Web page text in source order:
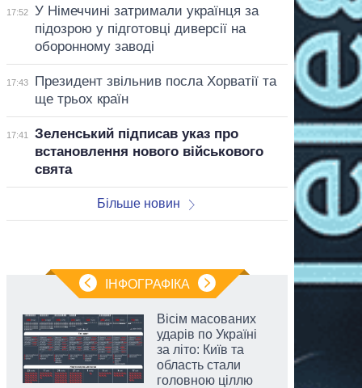
17:52
У Німеччині затримали українця за
підозрою у підготовці диверсії на
оборонному заводі
17:43
Президент звільнив посла Хорватії та
ще трьох країн
17:41
Зеленський підписав указ про
встановлення нового військового
свята
Більше новин
ІНФОГРАФІКА
Вісім масованих
ударів по Україні
за літо: Київ та
область стали
головною ціллю